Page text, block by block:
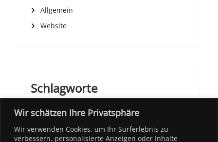
Wir schätzen Ihre Privatsphäre
Wir verwenden Cookies, um Ihr Surferlebnis zu
verbessern, personalisierte Anzeigen oder Inhalte
Allgemein
Website
Schlagworte